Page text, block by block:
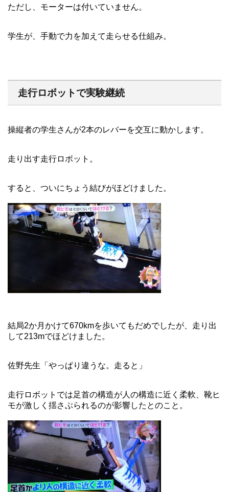
ただし、モーターは付いていません。
学生が、手動で力を加えて走らせる仕組み。
走行ロボットで実験継続
操縦者の学生さんが2本のレバーを交互に動かします。
走り出す走行ロボット。
すると、ついにちょう結びがほどけました。
結局2か月かけて670kmを歩いてもだめでしたが、走り出
して213mでほどけました。
佐野先生「やっぱり違うな。走ると」
走行ロボットでは足首の構造が人の構造に近く柔軟、靴ヒ
モが激しく揺さぶられるのが影響したとのこと。